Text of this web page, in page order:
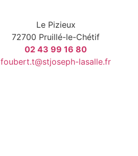
Le Pizieux
72700 Pruillé-le-Chétif
02 43 99 16 80
foubert.t@stjoseph-lasalle.fr